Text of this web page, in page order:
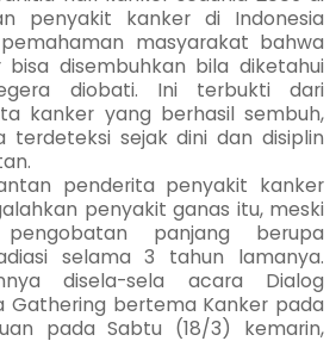
penyakit kanker di Indonesia
masyarakat bahwa
disembuhkan bila diketahui
diobati. Ini terbukti dari
kanker yang berhasil sembuh,
terdeteksi sejak dini dan disiplin
penderita penyakit kanker
penyakit ganas itu, meski
panjang berupa
selama 3 tahun lamanya.
disela-sela acara Dialog
Gathering bertema Kanker pada
pada Sabtu (18/3) kemarin,